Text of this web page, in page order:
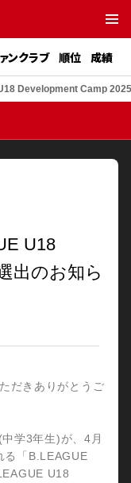
ンクラブ 順位 成績
Development Camp
U18
出のお知ら
だきありがとうご
学3年生)が、4月
る「B.LEAGUE
U18